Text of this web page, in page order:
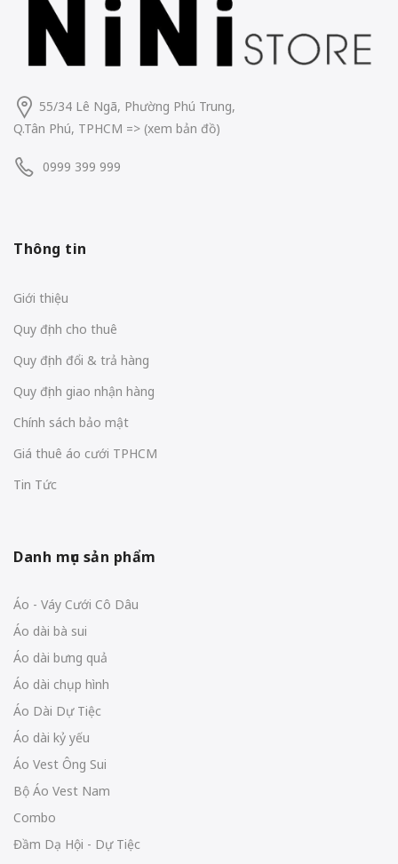
55/34 Lê Ngã, Phường Phú Trung,
Q.Tân Phú, TPHCM => (xem bản đồ)
0999 399 999
Thông tin
Giới thiệu
Quy định cho thuê
Quy định đổi & trả hàng
Quy định giao nhận hàng
Chính sách bảo mật
Giá thuê áo cưới TPHCM
Tin Tức
Danh mục sản phẩm
Áo - Váy Cưới Cô Dâu
Áo dài bà sui
Áo dài bưng quả
Áo dài chụp hình
Áo Dài Dự Tiệc
Áo dài kỷ yếu
Áo Vest Ông Sui
Bộ Áo Vest Nam
Combo
Đầm Dạ Hội - Dự Tiệc